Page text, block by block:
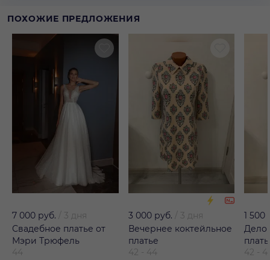
ПОХОЖИЕ ПРЕДЛОЖЕНИЯ
7 000 руб.
3 дня
Свадебное платье от
Мэри Трюфель
44
3 000 руб.
3 дня
Вечернее коктейльное
платье
42 - 44
1 500
42 -